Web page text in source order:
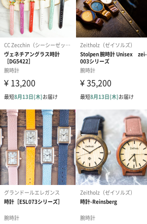
素材
文字盤カラー：シルバーホワ
ョーク
ケース素材：ステンレススチー
バンド素材：カーフスキンレザ
風防素材：ミネラルガラス
商品オプション情
お届けボックスオプション
配送用のダンボールを装飾いたします。お
送りする際に人気のオプションです。お相
合は、紙袋との併用もおすすめです。